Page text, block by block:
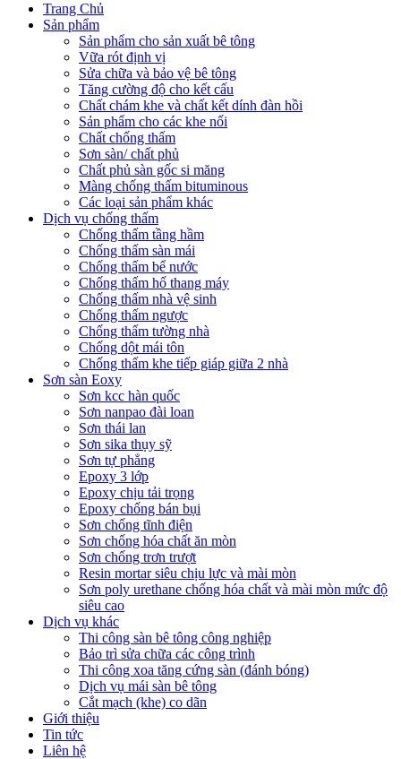
Trang Chủ
Sản phẩm
Sản phẩm cho sản xuất bê tông
Vữa rót định vị
Sửa chữa và bảo vệ bê tông
Tăng cường độ cho kết cấu
Chất chám khe và chất kết dính đàn hồi
Sản phẩm cho các khe nối
Chất chống thấm
Sơn sàn/ chất phủ
Chất phủ sàn gốc si măng
Màng chống thấm bituminous
Các loại sản phẩm khác
Dịch vụ chống thấm
Chống thấm tầng hầm
Chống thấm sàn mái
Chống thấm bể nước
Chống thấm hố thang máy
Chống thấm nhà vệ sinh
Chống thấm ngược
Chống thấm tường nhà
Chống dột mái tôn
Chống thấm khe tiếp giáp giữa 2 nhà
Sơn sàn Eoxy
Sơn kcc hàn quốc
Sơn nanpao đài loan
Sơn thái lan
Sơn sika thụy sỹ
Sơn tự phẳng
Epoxy 3 lớp
Epoxy chịu tải trọng
Epoxy chống bán bụi
Sơn chống tĩnh điện
Sơn chống hóa chất ăn mòn
Sơn chống trơn trượt
Resin mortar siêu chịu lực và mài mòn
Sơn poly urethane chống hóa chất và mài mòn mức độ
siêu cao
Dịch vụ khác
Thi công sàn bê tông công nghiệp
Bảo trì sửa chữa các công trình
Thi công xoa tăng cứng sàn (đánh bóng)
Dịch vụ mái sàn bê tông
Cắt mạch (khe) co dãn
Giới thiệu
Tin tức
Liên hệ